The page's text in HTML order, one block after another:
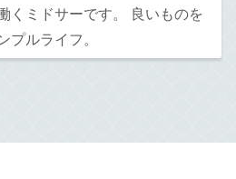
くミドサーです。 良いものを
プルライフ。